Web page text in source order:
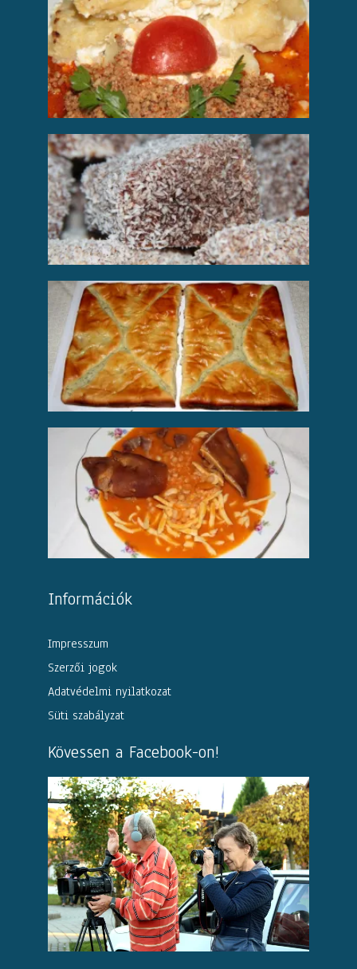
Információk
Impresszum
Szerzői jogok
Adatvédelmi nyilatkozat
Süti szabályzat
Kövessen a Facebook-on!